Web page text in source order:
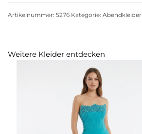
Artikelnummer: 5276 Kategorie: Abendkleider
Weitere Kleider entdecken